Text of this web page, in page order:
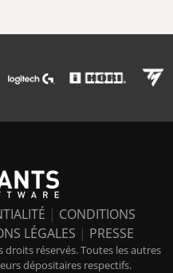
| CONDITIONS
LÉGALES | PRESSE
droits réservés. Toutes les autres
dépositaires respectifs.